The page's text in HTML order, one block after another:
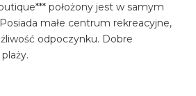
położony jest w samym
małe centrum rekreacyjne,
odpoczynku. Dobre